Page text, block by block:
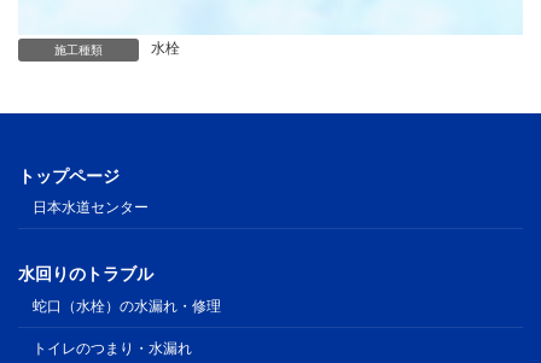
施工種類 水栓
トップページ
日本水道センター
水回りのトラブル
蛇口（水栓）の水漏れ・修理
トイレのつまり・水漏れ